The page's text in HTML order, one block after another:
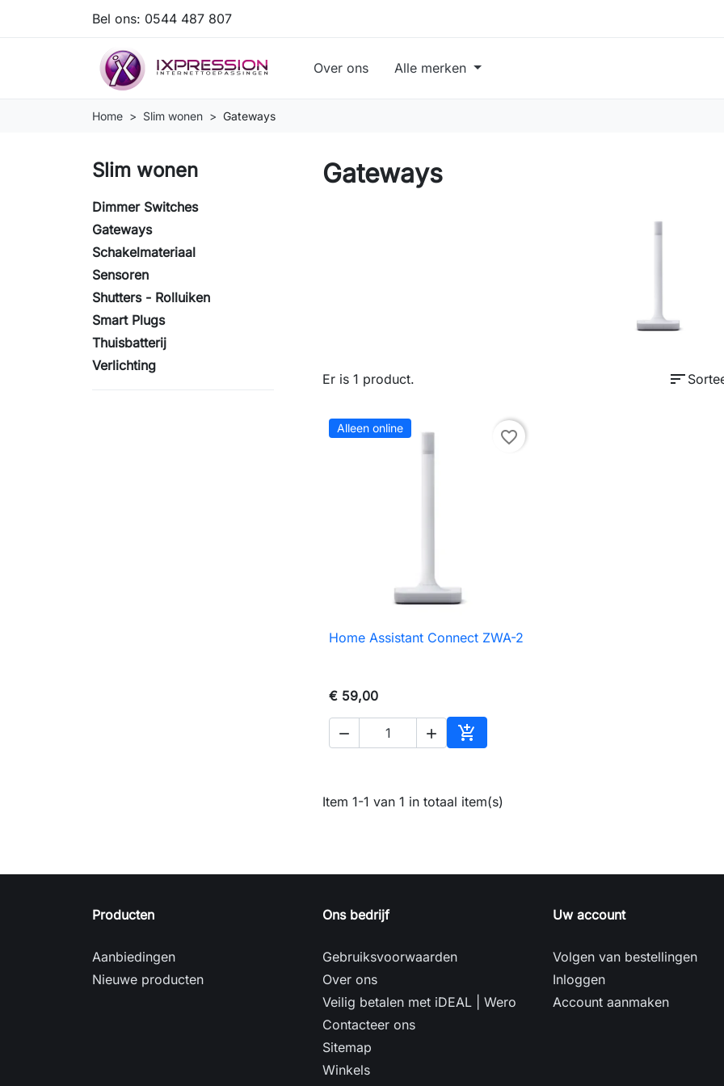
Bel ons: 0544 487 807
Over ons Alle merken
Home Slim wonen Gateways
Slim wonen
Dimmer Switches
Gateways
Schakelmateriaal
Sensoren
Shutters - Rolluiken
Smart Plugs
Thuisbatterij
Verlichting
Gateways
Er is 1 product. sort
Alleen online favorite_border
 Snel bekijken
Home Assistant Connect ZWA-2
€ 59,00
  
In winkelwagen
Item 1-1 van 1 in totaal item(s)
Producten
Aanbiedingen
Nieuwe producten
Ons bedrijf
Gebruiksvoorwaarden
Over ons
Veilig betalen met iDEAL | Wero
Contacteer ons
Sitemap
Winkels
Uw account
Volgen van bestellingen
Inloggen
Account aanmaken